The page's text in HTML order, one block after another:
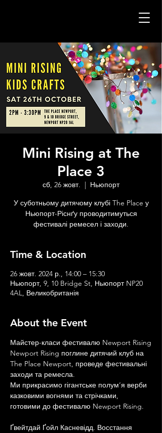
Mini Rising at The
Place 3
сб, 26 жовт.
  |
Ньюпорт
У суботньому дитячому клубі The Place у
Ньюпорт-Ріснґу проводитимуться
фестивалі ремесел і заходи.
Time & Location
26 жовт. 2024 р., 14:00 – 15:30
Ньюпорт, 9, 10 Bridge St, Ньюпорт NP20
4AL, Великобританія
About the Event
Майстер-класи фестивалю Newport Rising
Newport Rising поглине дитячий клуб на
The Place Newport, проведе фестивальні
заходи та ремесла.
Ми прикрасимо гігантське полум’я верби
казковими вогнями та стрічками,
готовими до фестивалю Newport Rising.
Ґвейтдай Ґойл Касневідд. Восстання